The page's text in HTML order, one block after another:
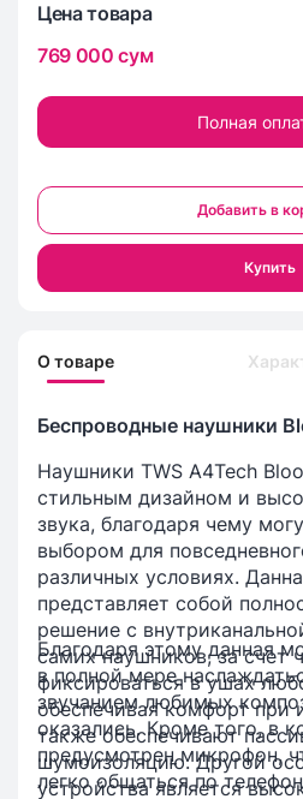
Цена товара
769 000 сум
Полная
Добавить в
Купить
О товаре
Беспроводные наушники
Наушники TWS A4Tech
стильным дизайном и
звука, благодаря чему
выбором для
различных условиях.
представляет собой
решение с
самих наушников, за счет
фиксироваться в ушах
обеспечивая комфорт при
также обеспечивают
шумоизоляцию. Другой
устройства является
Благодаря этому данная
в полной мере
звучанием любимых
оказались. Кроме того, в
предусмотрен микрофон,
легко общаться по